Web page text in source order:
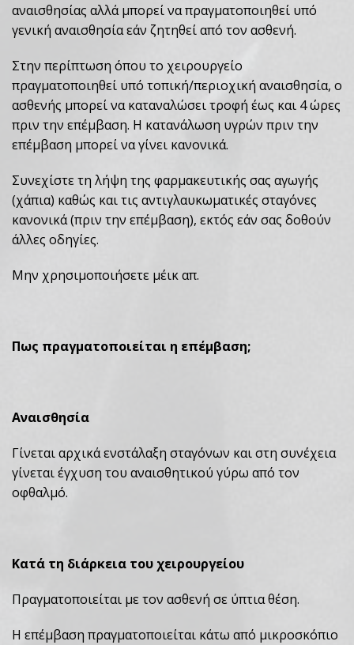
αναισθησίας αλλά μπορεί να πραγματοποιηθεί υπό
γενική αναισθησία εάν ζητηθεί από τον ασθενή.
Στην περίπτωση όπου το χειρουργείο
πραγματοποιηθεί υπό τοπική/περιοχική αναισθησία, ο
ασθενής μπορεί να καταναλώσει τροφή έως και 4 ώρες
πριν την επέμβαση. Η κατανάλωση υγρών πριν την
επέμβαση μπορεί να γίνει κανονικά.
Συνεχίστε τη λήψη της φαρμακευτικής σας αγωγής
(χάπια) καθώς και τις αντιγλαυκωματικές σταγόνες
κανονικά (πριν την επέμβαση), εκτός εάν σας δοθούν
άλλες οδηγίες.
Μην χρησιμοποιήσετε μέικ απ.
Πως πραγματοποιείται η επέμβαση;
Αναισθησία
Γίνεται αρχικά ενστάλαξη σταγόνων και στη συνέχεια
γίνεται έγχυση του αναισθητικού γύρω από τον
οφθαλμό.
Κατά τη διάρκεια του χειρουργείου
Πραγματοποιείται με τον ασθενή σε ύπτια θέση.
Η επέμβαση πραγματοποιείται κάτω από μικροσκόπιο